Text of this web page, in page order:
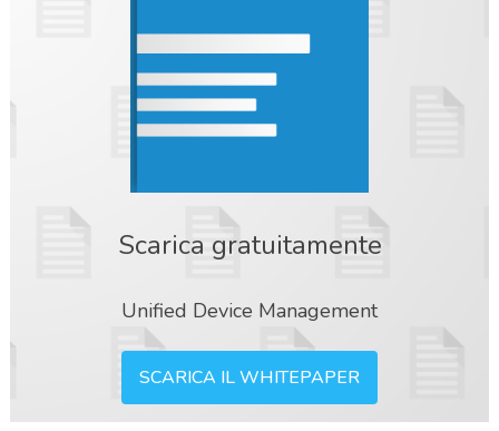
Scarica gratuitamente
Unified Device Management
SCARICA IL WHITEPAPER